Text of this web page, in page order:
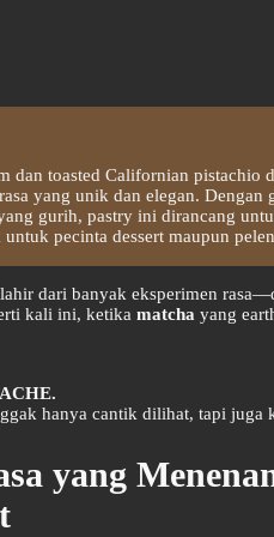
dan toasted Californian pistachio
yang unik dan elegan. Dengan
gurih, pastry ini dirancang
pecinta dessert maupun
lahir dari banyak eksperimen
kali ini, ketika matcha yang
hanya cantik dilihat, tapi juga
yang